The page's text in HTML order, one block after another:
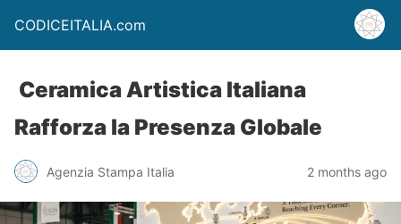
CODICEITALIA.com
Ceramica Artistica Italiana
Rafforza la Presenza Globale
Agenzia Stampa Italia 2 months ago